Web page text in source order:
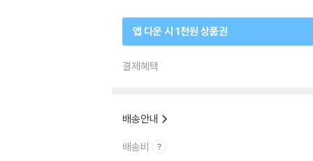
앱 다운 시 1천원 상품권
결제혜택
배송안내
배송비